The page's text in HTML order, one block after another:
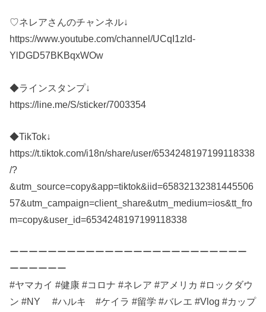
♡ネレアさんのチャンネル↓
https://www.youtube.com/channel/UCqI1zld-
YlDGD57BKBqxWOw
◆ラインスタンプ↓
https://line.me/S/sticker/7003354
◆TikTok↓
https://t.tiktok.com/i18n/share/user/6534248197199118338
/?
&utm_source=copy&app=tiktok&iid=65832132381445506
57&utm_campaign=client_share&utm_medium=ios&tt_fro
m=copy&user_id=6534248197199118338
ーーーーーーーーーーーーーーーーーーーーーーーーー
ーーーーーー
#ヤマカイ #健康 #コロナ #ネレア #アメリカ #ロックダウ
ン #NY #ハルキ #ケイラ #留学 #バレエ #Vlog #カップ